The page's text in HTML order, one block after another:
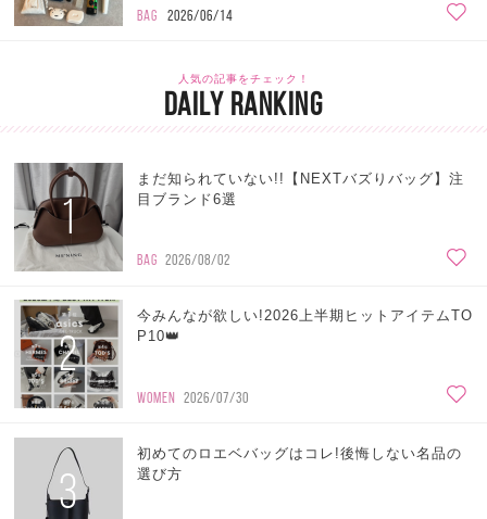
BAG 2026/06/14
人気の記事をチェック！
DAILY RANKING
1
まだ知られていない!!【NEXTバズりバッグ】注
目ブランド6選
BAG 2026/08/02
2
今みんなが欲しい!2026上半期ヒットアイテムTO
P10👑
WOMEN 2026/07/30
3
初めてのロエベバッグはコレ!後悔しない名品の
選び方